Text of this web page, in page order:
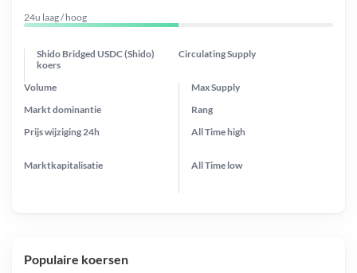
24u laag / hoog
Shido Bridged USDC (Shido)
koers
Circulating Supply
Prijs wijziging 24h
Max Supply
Markt dominantie
Marktkapitalisatie
Volume
Rang
All Timehigh
All Time low
Populaire koersen